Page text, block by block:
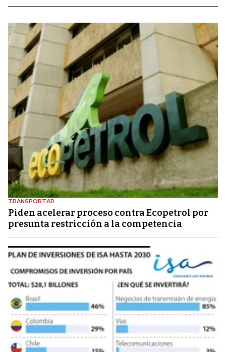
TRANSPORTAR
Piden acelerar proceso contra Ecopetrol por
presunta restricción a la competencia